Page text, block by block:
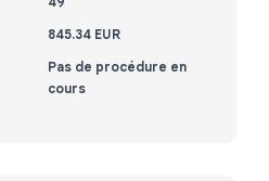
845.34 EUR
Pas de procédure en
cours